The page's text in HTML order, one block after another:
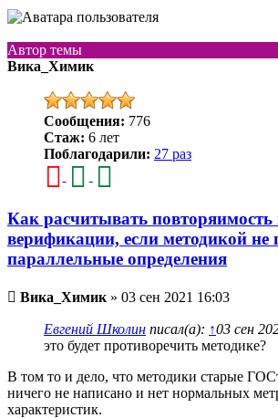
началу
Автор темы
Вика_Химик
Сообщения: 776
Стаж: 6 лет
Поблагодарили: 27 раз
Как расчитывать повторяимость
верификации, если методикой не
параллельные определения
Непрочитанное
сообщение
Вика_Химик » 03 сен 2021 16:03
Евгений Школин писал(а): ↑03 сен
это будет противоречить методике?
В том то и дело, что методики старые
ничего не написано и нет нормальных
характеристик.